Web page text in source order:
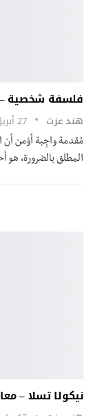
فلسفة شخصية –
هند عزت 27 أبريل 2020
مُقدمة واجِبة أؤمن أن
المطلق بالضرورة، هو
نيكولا تسلا –